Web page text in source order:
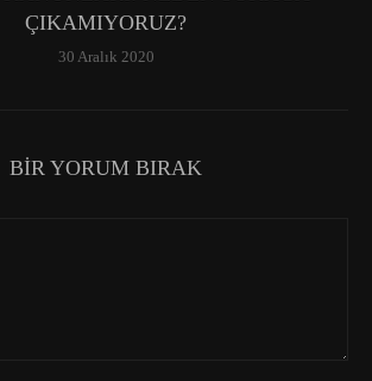
ÇIKAMIYORUZ?
30 Aralık 2020
BIR YORUM BIRAK